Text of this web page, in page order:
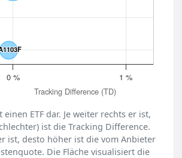
Tracking Difference (TD)
0 % 1 %
einen ETF dar. Je weiter rechts er ist,
ist die Tracking Difference.
ist, desto höher ist die vom Anbieter
Die Fläche visualisiert die